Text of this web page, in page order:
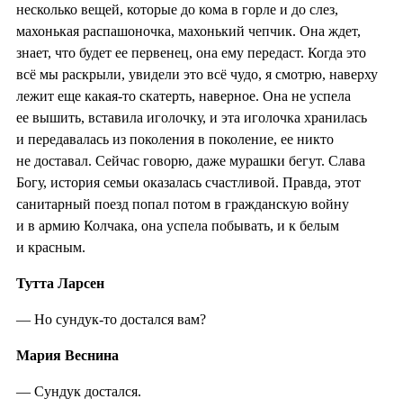
несколько вещей, которые до кома в горле и до слез,
махонькая распашоночка, махонький чепчик. Она ждет,
знает, что будет ее первенец, она ему передаст. Когда это
всё мы раскрыли, увидели это всё чудо, я смотрю, наверху
лежит еще какая-то скатерть, наверное. Она не успела
ее вышить, вставила иголочку, и эта иголочка хранилась
и передавалась из поколения в поколение, ее никто
не доставал. Сейчас говорю, даже мурашки бегут. Слава
Богу, история семьи оказалась счастливой. Правда, этот
санитарный поезд попал потом в гражданскую войну
и в армию Колчака, она успела побывать, и к белым
и красным.
Тутта Ларсен
— Но сундук-то достался вам?
Мария Веснина
— Сундук достался.